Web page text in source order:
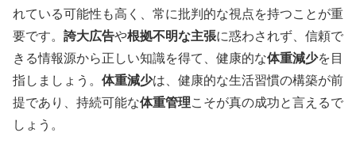
れている可能性も高く、常に批判的な視点を持つことが重
要です。 誇大広告や根拠不明な主張に惑わされず、信頼で
きる情報源から正しい知識を得て、健康的な体重減少を目
指しましょう。 体重減少は、健康的な生活習慣の構築が前
提であり、持続可能な体重管理こそが真の成功と言えるで
しょう。